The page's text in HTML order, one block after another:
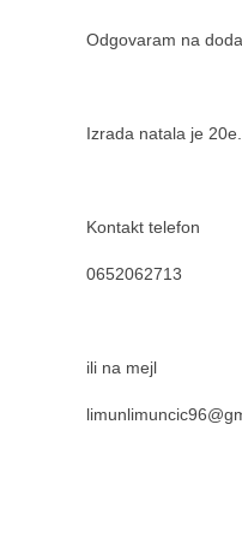
Odgovaram na
Izrada natala je 20e.
Kontakt telefon
0652062713
ili na mejl